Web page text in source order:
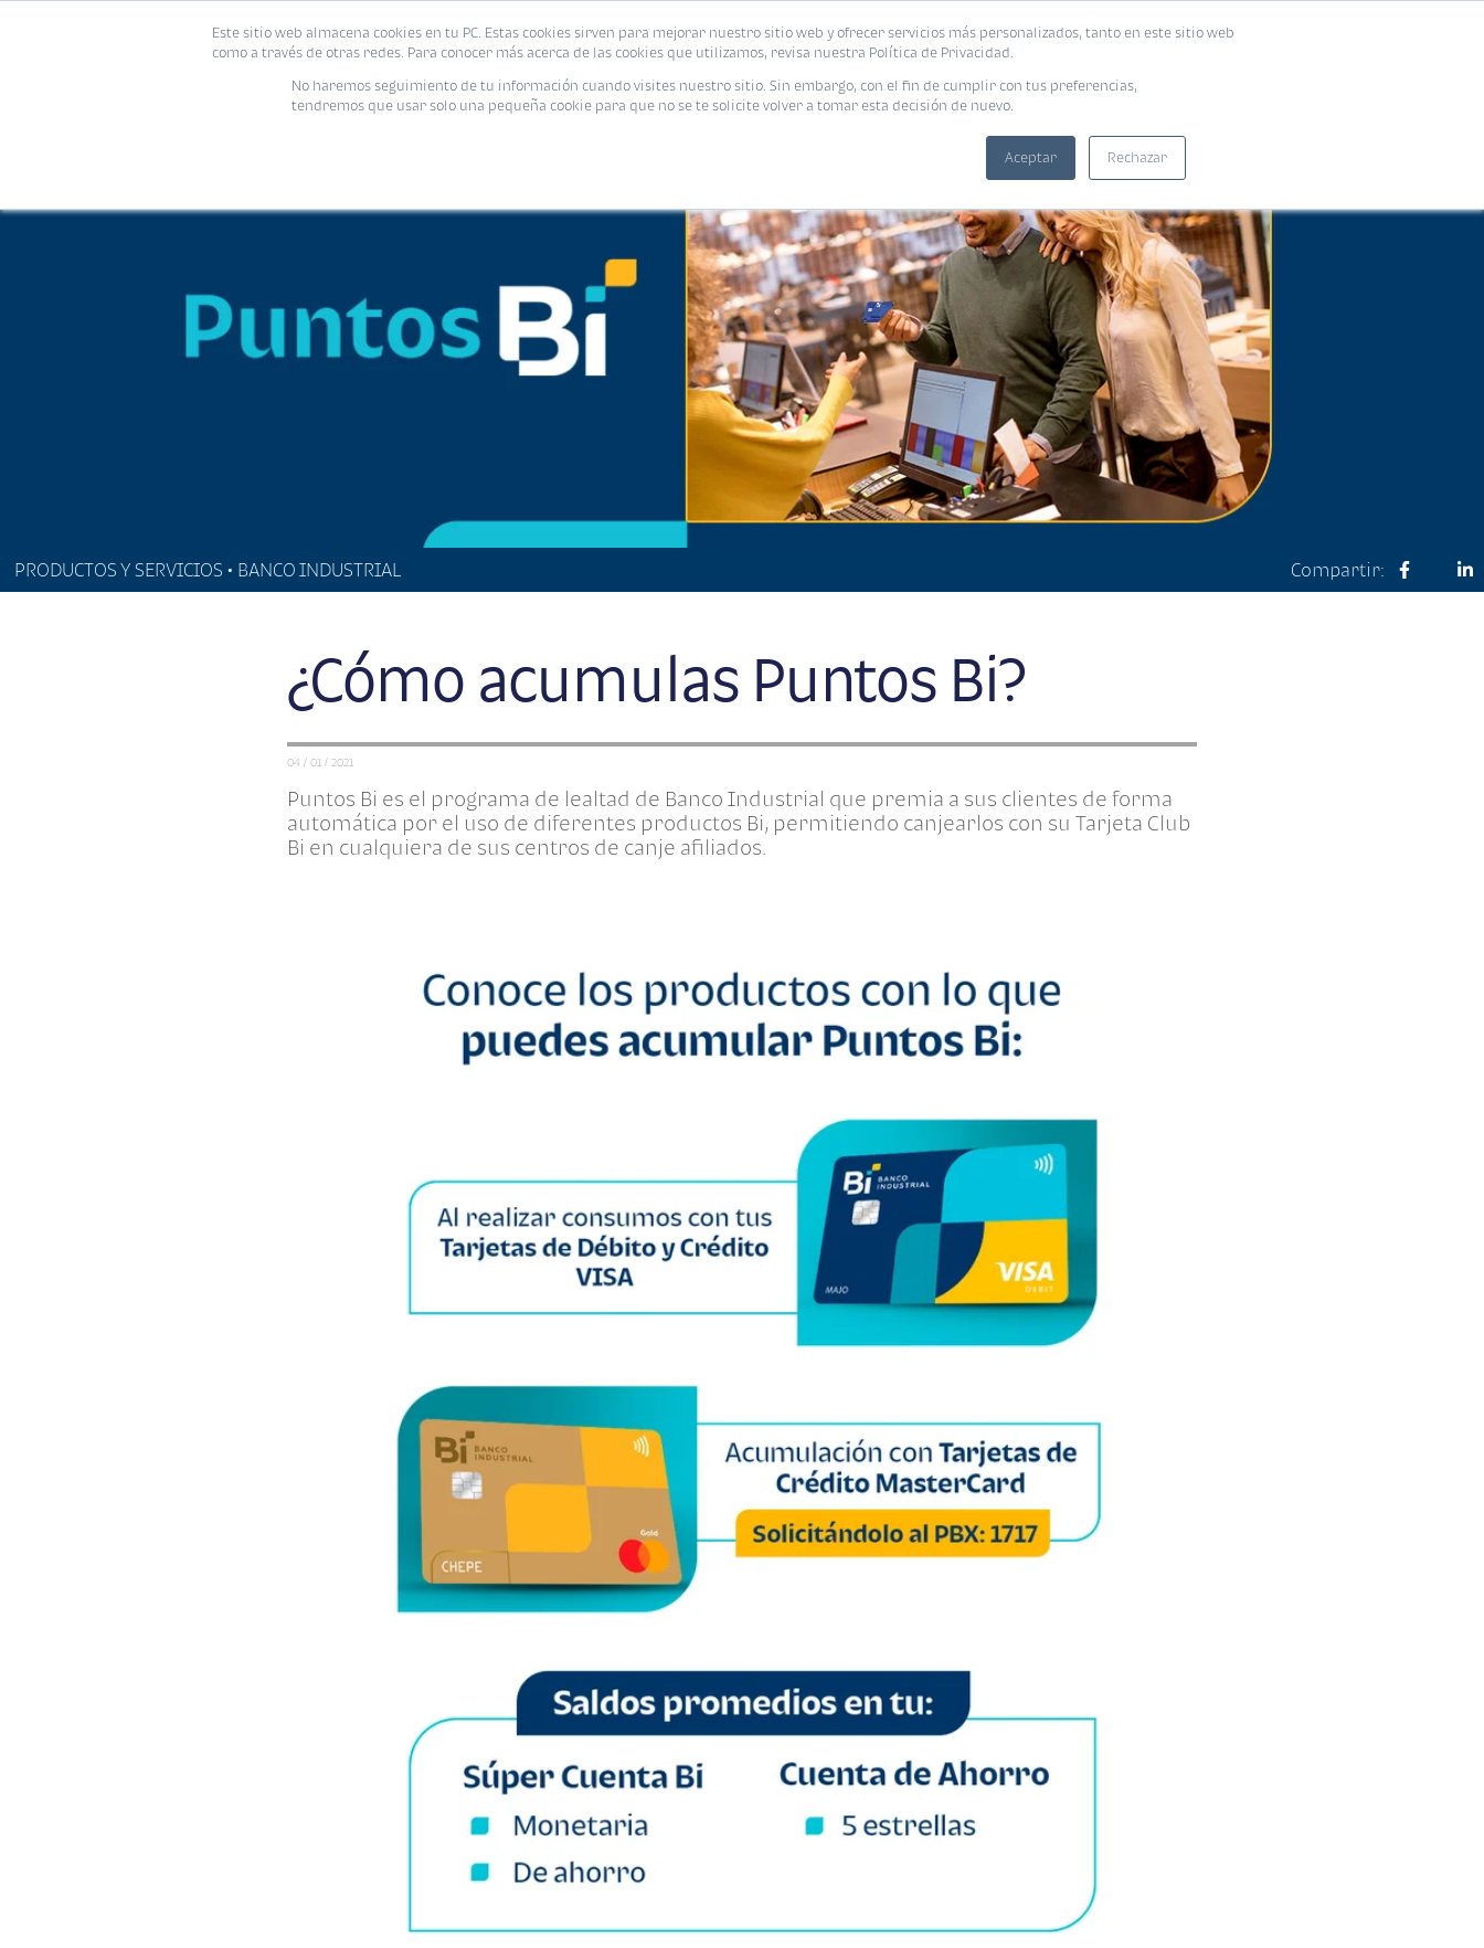
Este sitio web almacena cookies en tu PC. Estas cookies sirven para mejorar nuestro sitio web y ofrecer servicios más personalizados, tanto en este sitio web
como a través de otras redes. Para conocer más acerca de las cookies que utilizamos, revisa nuestra Política de Privacidad.
No haremos seguimiento de tu información cuando visites nuestro sitio. Sin embargo, con el fin de cumplir con tus preferencias,
tendremos que usar solo una pequeña cookie para que no se te solicite volver a tomar esta decisión de nuevo.
Aceptar Rechazar
PROMOCIONES CALCULADORAS EBOOKS
PRODUCTOS Y SERVICIOS • BANCO INDUSTRIAL Compartir:
¿Cómo acumulas Puntos Bi?
04 / 01 / 2021
Puntos Bi es el programa de lealtad de Banco Industrial que premia a sus clientes de forma
automática por el uso de diferentes productos Bi, permitiendo canjearlos con su Tarjeta Club
Bi en cualquiera de sus centros de canje afiliados.